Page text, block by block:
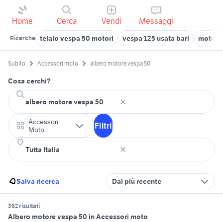
Home Cerca Vendi Messaggi
Ricerche telaio vespa 50 motori vespa 125 usata bari motore
Subito Accessori moto albero motore vespa 50
Cosa cerchi?
Accessori
Moto
Filtri
Salva ricerca Dal più recente
362 risultati
Albero motore vespa 50 in Accessori moto